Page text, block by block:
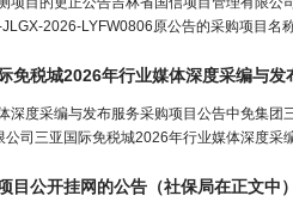
2026-LYFW0806原公告的采购项目名
度采编与发布服务采购项目公告中免集
司三亚国际免税城2026年行业媒体深度采
目公开挂网的公告（社保局在正文中）